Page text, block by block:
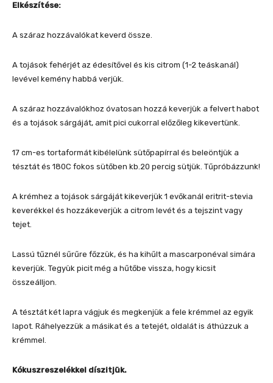
Elkészítése:
A száraz hozzávalókat keverd össze.
A tojások fehérjét az édesítővel és kis citrom (1-2 teáskanál)
levével kemény habbá verjük.
A száraz hozzávalókhoz óvatosan hozzá keverjük a felvert habot
és a tojások sárgáját, amit pici cukorral előzőleg kikevertünk.
17 cm-es tortaformát kibélelünk sütőpapírral és beleöntjük a
tésztát és 180C fokos sütőben kb.20 percig sütjük. Tűpróbázzunk!
A krémhez a tojások sárgáját kikeverjük 1 evőkanál eritrit-stevia
keverékkel és hozzákeverjük a citrom levét és a tejszint vagy
tejet.
Lassú tűznél sűrűre főzzük, és ha kihűlt a mascarponéval simára
keverjük. Tegyük picit még a hűtőbe vissza, hogy kicsit
összeálljon.
A tésztát két lapra vágjuk és megkenjük a fele krémmel az egyik
lapot. Ráhelyezzük a másikat és a tetejét, oldalát is áthúzzuk a
krémmel.
Kókuszreszelékkel díszitjük.